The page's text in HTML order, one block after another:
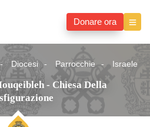
Donare ora
Diocesi Parrocchie Israele
- Chiesa Della